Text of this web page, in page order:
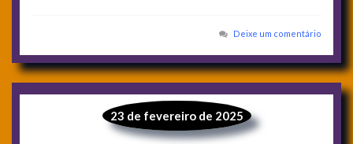
Deixe um comentário
23 de fevereiro de 2025